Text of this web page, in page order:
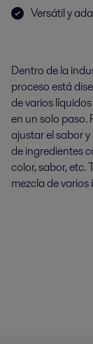
Versátil y
Dentro de la
proceso está
de varios
en un solo paso.
ajustar el sabor
de ingredientes
color, sabor, etc.
mezcla de